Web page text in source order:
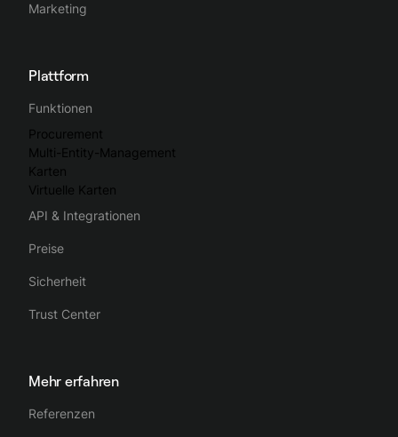
Marketing
Plattform
Funktionen
Procurement
Multi-Entity-Management
Karten
Virtuelle Karten
API & Integrationen
Preise
Sicherheit
Trust Center
Mehr erfahren
Referenzen